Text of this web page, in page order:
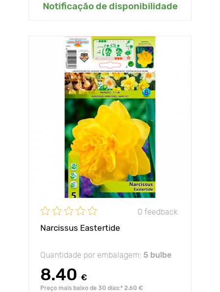
Notificação de disponibilidade
0 feedback
Narcissus Eastertide
Quantidade por embalagem: 5 bulbe
8.40 €
Preço mais baixo de 30 dias:* 2.60 €